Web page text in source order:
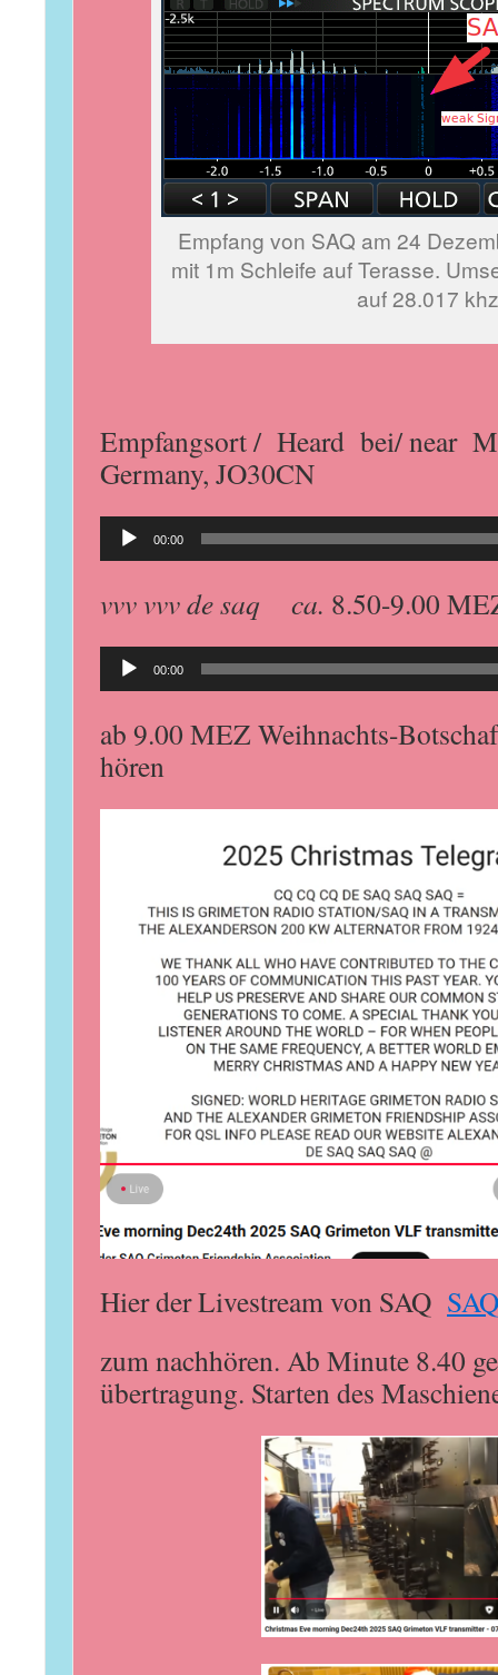
Empfang von SAQ am 24
mit 1m Schleife auf Terasse.
auf 28.017 khz
Empfangsort / Heard bei/ near
Germany, JO30CN
Audio-
Player
00:00
vvv vvv de saq ca. 8.50-9.00
Audio-
Player
00:00
ab 9.00 MEZ Weihnachts-
hören
Hier der Livestream von SAQ
zum nachhören. Ab Minute 8.40
übertragung. Starten des